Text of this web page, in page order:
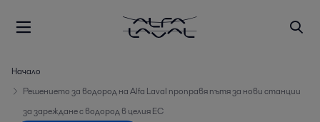
Начало
Решението за водород на Alfa Laval проправя пътя за нови станции
за зареждане с водород в целия ЕС